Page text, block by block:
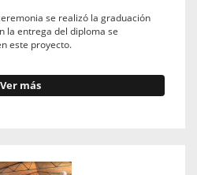
se realizó la graduación
la entrega del diploma se
este proyecto.
Ver más